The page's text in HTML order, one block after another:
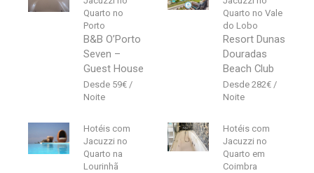
Quarto no
Porto
B&B O’Porto
Seven –
Guest House
59€
Quarto no Vale
do Lobo
Resort Dunas
Douradas
Beach Club
282€
Hotéis com
Jacuzzi no
Quarto na
Lourinhã
Hotéis com
Jacuzzi no
Quarto em
Coimbra